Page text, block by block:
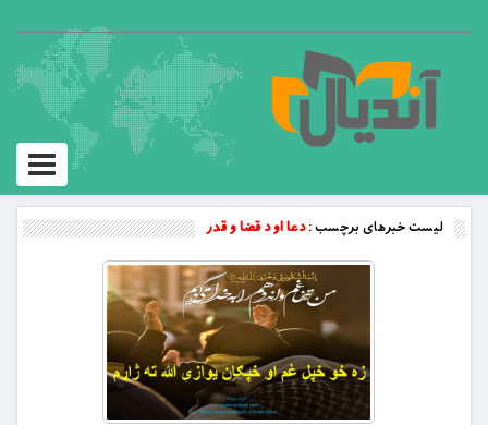
Toggle
لیست خبرهای برچسب :دعا او د قضا و قدر